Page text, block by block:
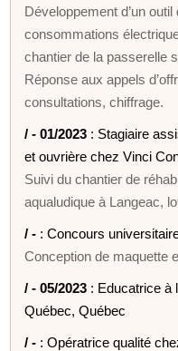
Développement d’un
consommations
chantier de la passerelle
Réponse aux appels
consultations, chiffrage.
/ - 01/2023 : Stagiaire
et ouvrière chez Vinci
Suivi du chantier de
aqualudique à Langeac,
/ - : Concours
Conception de maquette
/ - 05/2023 : Educatrice à
Québec, Québec
/ - : Opératrice qualité